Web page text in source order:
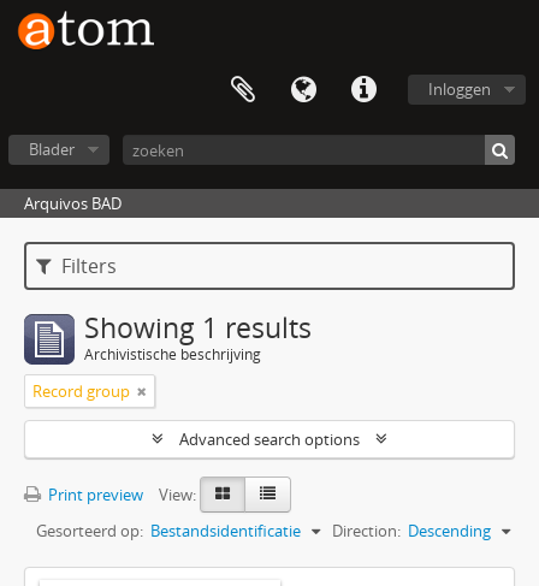
Inloggen
Blader
Arquivos BAD
Filters
Showing 1 results
Archivistische beschrijving
Record group
Advanced search options
Print preview
View:
Gesorteerd op: Bestandsidentificatie Direction: Descending